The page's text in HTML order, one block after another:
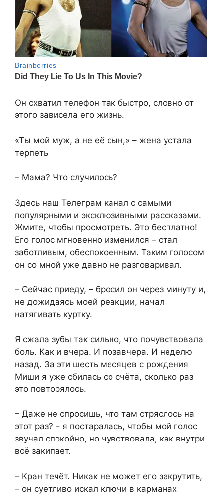
Он схватил телефон так быстро, словно от
этого зависела его жизнь.
«Ты мой муж, а не её сын,» – жена устала
терпеть
– Мама? Что случилось?
Здесь наш Телеграм канал с самыми
популярными и эксклюзивными рассказами.
Жмите, чтобы просмотреть. Это бесплатно!
Его голос мгновенно изменился – стал
заботливым, обеспокоенным. Таким голосом
он со мной уже давно не разговаривал.
– Сейчас приеду, – бросил он через минуту и,
не дожидаясь моей реакции, начал
натягивать куртку.
Я сжала зубы так сильно, что почувствовала
боль. Как и вчера. И позавчера. И неделю
назад. За эти шесть месяцев с рождения
Миши я уже сбилась со счёта, сколько раз
это повторялось.
– Даже не спросишь, что там стряслось на
этот раз? – я постаралась, чтобы мой голос
звучал спокойно, но чувствовала, как внутри
всё закипает.
– Кран течёт. Никак не может его закрутить,
– он суетливо искал ключи в карманах